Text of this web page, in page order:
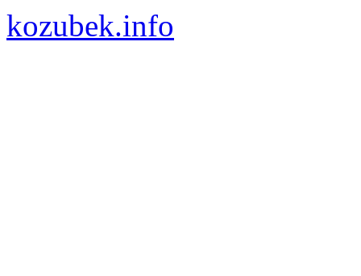
kozubek.info